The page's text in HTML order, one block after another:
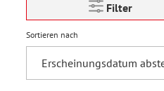
Filter
Sortieren nach